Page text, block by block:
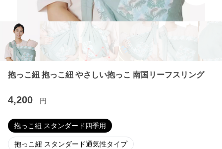
抱っこ紐 抱っこ紐 やさしい抱っこ 南国リーフスリング
4,200 円
抱っこ紐 スタンダード四季用
抱っこ紐 スタンダード通気性タイプ